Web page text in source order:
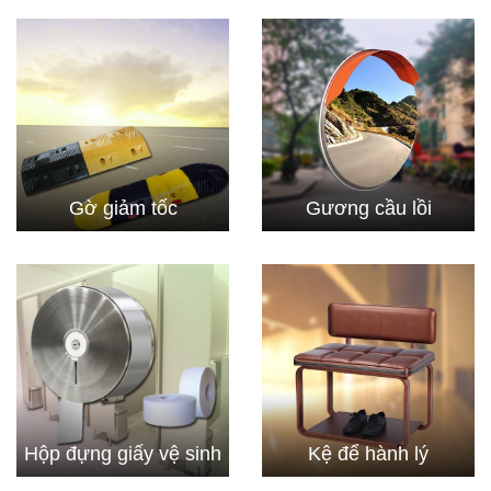
Gờ giảm tốc Gương cầu lồi
Hộp đựng giấy vệ sinh Kệ để hành lý